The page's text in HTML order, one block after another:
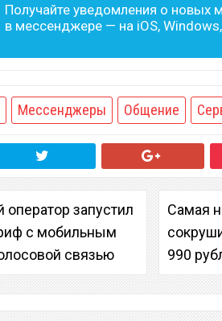
Получайте уведомления о новых
в мессенджере — на iOS,
Мессенджеры Общение
запустил
с мобильным
связью
Самая
990